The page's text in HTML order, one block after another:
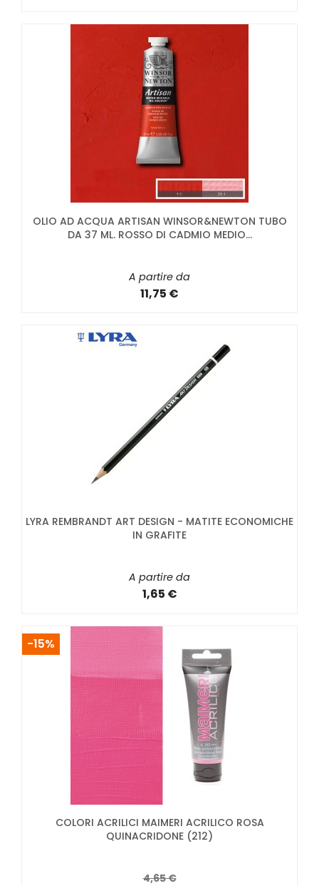
OLIO AD ACQUA ARTISAN WINSOR&NEWTON TUBO
DA 37 ML. ROSSO DI CADMIO MEDIO...
A partire da
11,75 €
LYRA REMBRANDT ART DESIGN - MATITE ECONOMICHE
IN GRAFITE
A partire da
1,65 €
COLORI ACRILICI MAIMERI ACRILICO ROSA
QUINACRIDONE (212)
4,65 €
-15%